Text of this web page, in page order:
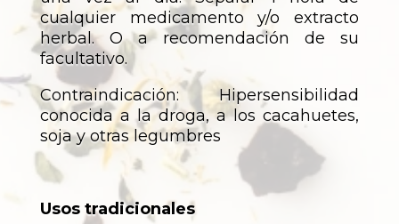
cualquier medicamento y/o extracto
herbal. O a recomendación de su
facultativo.
Contraindicación: Hipersensibilidad
conocida a la droga, a los cacahuetes,
soja y otras legumbres
Usos tradicionales